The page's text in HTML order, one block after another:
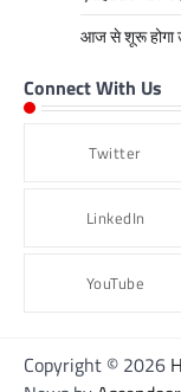
आज से शूरू होगा
Connect With Us
Twitter
LinkedIn
YouTube
Copyright © 2026